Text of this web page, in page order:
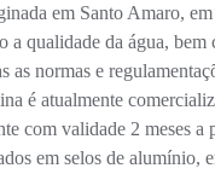
em Santo Amaro,
a qualidade da água,
as normas e
é atualmente
com validade 2 meses
em selos de alumínio,